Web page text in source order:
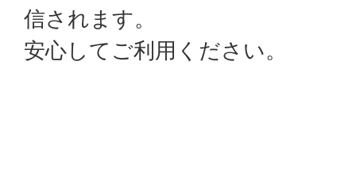
信されます。
安心してご利用ください。